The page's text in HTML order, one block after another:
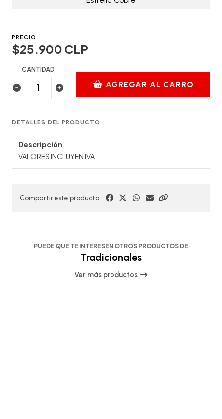
PRECIO
$25.900 CLP
CANTIDAD
AGREGAR AL CARRO
DETALLES DEL PRODUCTO
Descripción
VALORES INCLUYEN IVA
Compartir este producto
PUEDE QUE TE INTERESEN OTROS PRODUCTOS DE
Tradicionales
Ver más productos